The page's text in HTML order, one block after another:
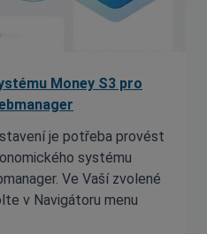
Money S3 pro
je potřeba provést
systému
Ve Vaší zvolené
v Navigátoru menu